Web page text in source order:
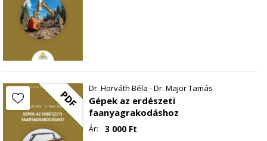
PDF Dr. Horváth Béla - Dr. Major Tamás
Gépek az erdészeti
faanyagrakodáshoz
Ár: 3 000 Ft